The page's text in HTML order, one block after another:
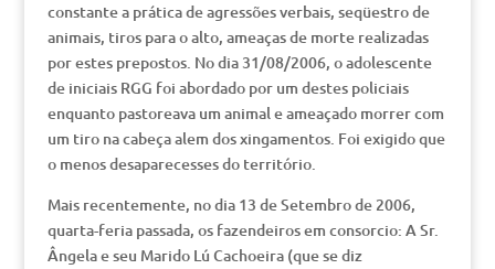
constante a prática de agressões verbais, seqüestro de
animais, tiros para o alto, ameaças de morte realizadas
por estes prepostos. No dia 31/08/2006, o adolescente
de iniciais RGG foi abordado por um destes policiais
enquanto pastoreava um animal e ameaçado morrer com
um tiro na cabeça alem dos xingamentos. Foi exigido que
o menos desaparecesses do território.
Mais recentemente, no dia 13 de Setembro de 2006,
quarta-feria passada, os fazendeiros em consorcio: A Sr.
Ângela e seu Marido Lú Cachoeira (que se diz